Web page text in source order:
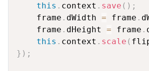
this . context . save ( ) ;
    frame
. dWidth = frame .
    frame
. dHeight = frame .
this . context . scale (
} ) ;